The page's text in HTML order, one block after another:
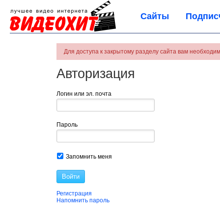
Сайты
Для доступа к закрытому разделу сайта вам
Авторизация
Логин или эл. почта
Пароль
Запомнить меня
Войти
Регистрация
Напомнить пароль